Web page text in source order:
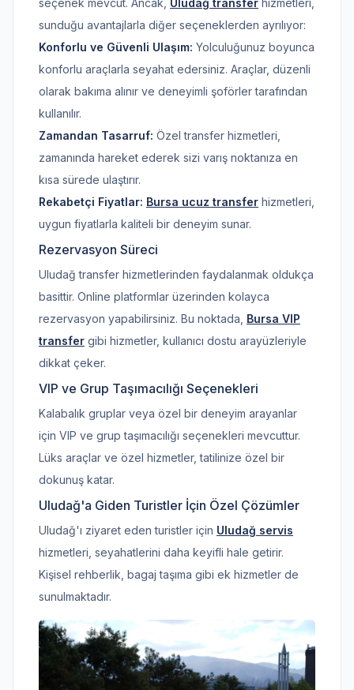
sunduğu avantajlarla diğer seçeneklerden ayrılıyor:
Konforlu ve Güvenli Ulaşım: Yolculuğunuz boyunca
konforlu araçlarla seyahat edersiniz. Araçlar, düzenli
olarak bakıma alınır ve deneyimli şoförler tarafından
kullanılır.
Zamandan Tasarruf: Özel transfer hizmetleri,
zamanında hareket ederek sizi varış noktanıza en
kısa sürede ulaştırır.
Rekabetçi Fiyatlar: Bursa ucuz transfer hizmetleri,
uygun fiyatlarla kaliteli bir deneyim sunar.
Rezervasyon Süreci
Uludağ transfer hizmetlerinden faydalanmak oldukça
basittir. Online platformlar üzerinden kolayca
rezervasyon yapabilirsiniz. Bu noktada, Bursa VIP
transfer gibi hizmetler, kullanıcı dostu arayüzleriyle
dikkat çeker.
VIP ve Grup Taşımacılığı Seçenekleri
Kalabalık gruplar veya özel bir deneyim arayanlar
için VIP ve grup taşımacılığı seçenekleri mevcuttur.
Lüks araçlar ve özel hizmetler, tatilinize özel bir
dokunuş katar.
Uludağ'a Giden Turistler İçin Özel Çözümler
Uludağ'ı ziyaret eden turistler için Uludağ servis
hizmetleri, seyahatlerini daha keyifli hale getirir.
Kişisel rehberlik, bagaj taşıma gibi ek hizmetler de
sunulmaktadır.